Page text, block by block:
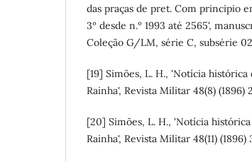
das praças de pret. Com principio
3º desde n.º 1993 até 2565',
Coleção G/LM, série C, subsérie
[19] Simões, L. H., 'Notícia
Rainha', Revista Militar 48(8) (1896)
[20] Simões, L. H., 'Notícia
Rainha', Revista Militar 48(11) (1896)